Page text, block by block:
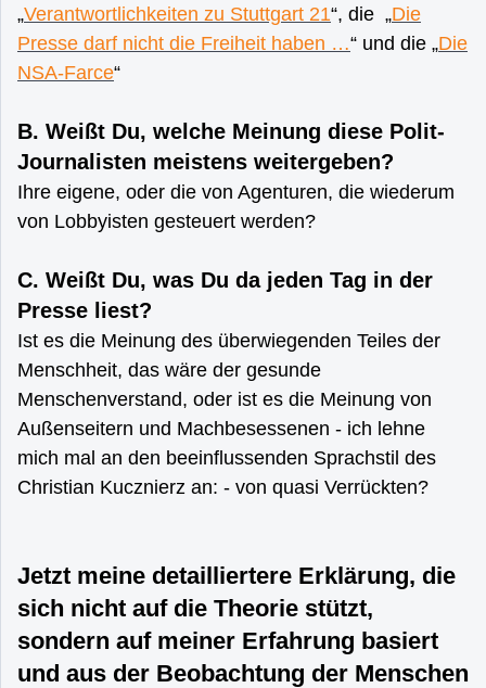
„Verantwortlichkeiten zu Stuttgart 21“, die „Die
Presse darf nicht die Freiheit haben …“ und die „Die
NSA-Farce“
B. Weißt Du, welche Meinung diese Polit-
Journalisten meistens weitergeben?
Ihre eigene, oder die von Agenturen, die wiederum
von Lobbyisten gesteuert werden?
C. Weißt Du, was Du da jeden Tag in der
Presse liest?
Ist es die Meinung des überwiegenden Teiles der
Menschheit, das wäre der gesunde
Menschenverstand, oder ist es die Meinung von
Außenseitern und Machbesessenen - ich lehne
mich mal an den beeinflussenden Sprachstil des
Christian Kucznierz an: - von quasi Verrückten?
Jetzt meine detailliertere Erklärung, die
sich nicht auf die Theorie stützt,
sondern auf meiner Erfahrung basiert
und aus der Beobachtung der Menschen